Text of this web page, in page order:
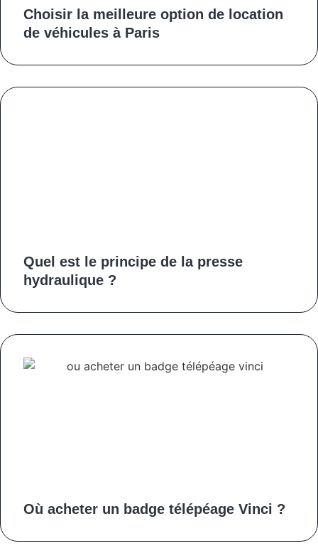
Choisir la meilleure option de location
de véhicules à Paris
Quel est le principe de la presse
hydraulique ?
Où acheter un badge télépéage Vinci ?